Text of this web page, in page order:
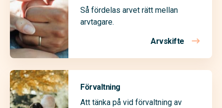
Så fördelas arvet rätt mellan
arvtagare.
Arvskifte
Förvaltning
Att tänka på vid förvaltning av